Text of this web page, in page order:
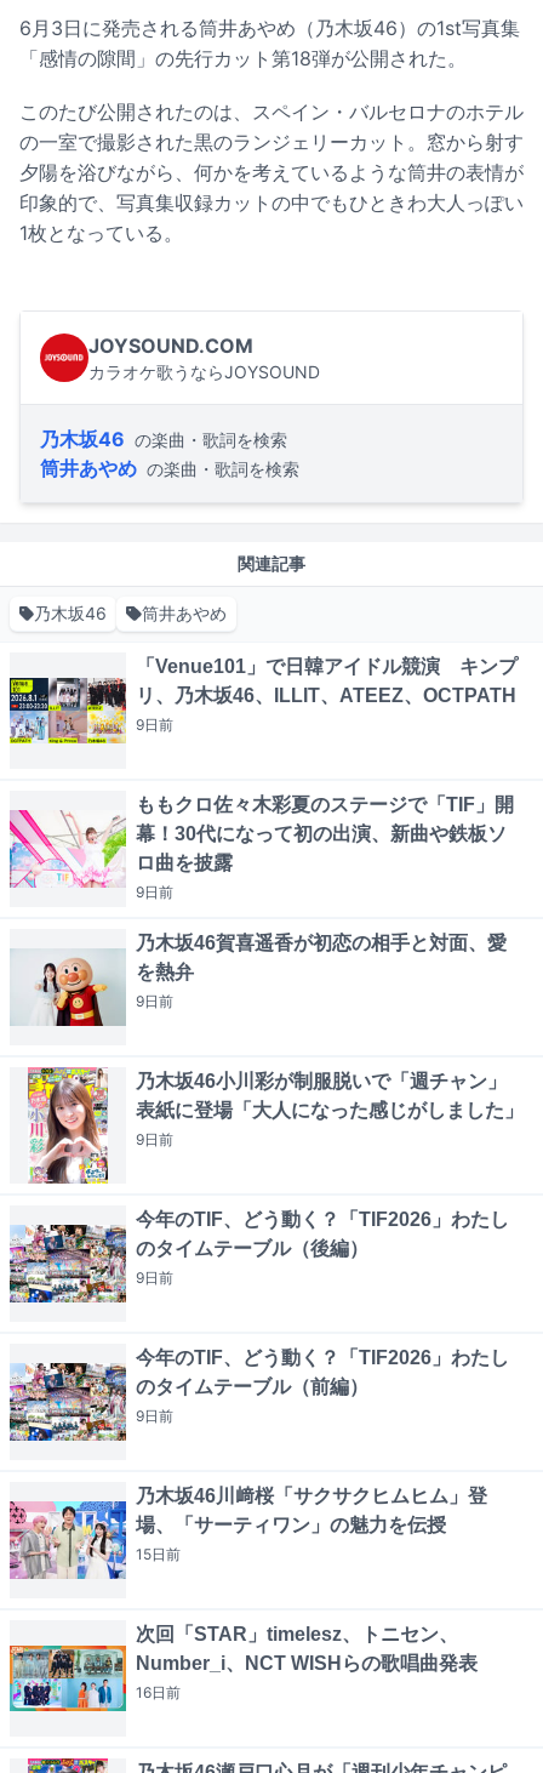
6月3日に発売される筒井あやめ（乃木坂46）の1st写真集
「感情の隙間」の先行カット第18弾が公開された。
このたび公開されたのは、スペイン・バルセロナのホテル
の一室で撮影された黒のランジェリーカット。窓から射す
夕陽を浴びながら、何かを考えているような筒井の表情が
印象的で、写真集収録カットの中でもひときわ大人っぽい
1枚となっている。
JOYSOUND.COM
カラオケ歌うならJOYSOUND
乃木坂46 の楽曲・歌詞を検索
筒井あやめ の楽曲・歌詞を検索
関連記事
乃木坂46 筒井あやめ
「Venue101」で日韓アイドル競演 キンプ
リ、乃木坂46、ILLIT、ATEEZ、OCTPATH
9日前
ももクロ佐々木彩夏のステージで「TIF」開
幕！30代になって初の出演、新曲や鉄板ソ
ロ曲を披露
9日前
乃木坂46賀喜遥香が初恋の相手と対面、愛
を熱弁
9日前
乃木坂46小川彩が制服脱いで「週チャン」
表紙に登場「大人になった感じがしました」
9日前
今年のTIF、どう動く？「TIF2026」わたし
のタイムテーブル（後編）
9日前
今年のTIF、どう動く？「TIF2026」わたし
のタイムテーブル（前編）
9日前
乃木坂46川﨑桜「サクサクヒムヒム」登
場、「サーティワン」の魅力を伝授
15日前
次回「STAR」timelesz、トニセン、
Number_i、NCT WISHらの歌唱曲発表
16日前